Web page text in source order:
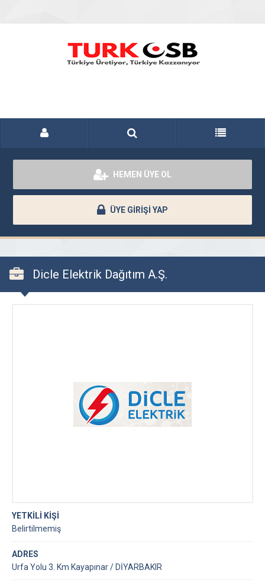
HEMEN ÜYE OL
ÜYE GİRİŞİ YAP
Dicle Elektrik Dağıtım A.Ş.
YETKİLİ KİŞİ
Belirtilmemiş
ADRES
Urfa Yolu 3. Km Kayapınar / DİYARBAKIR